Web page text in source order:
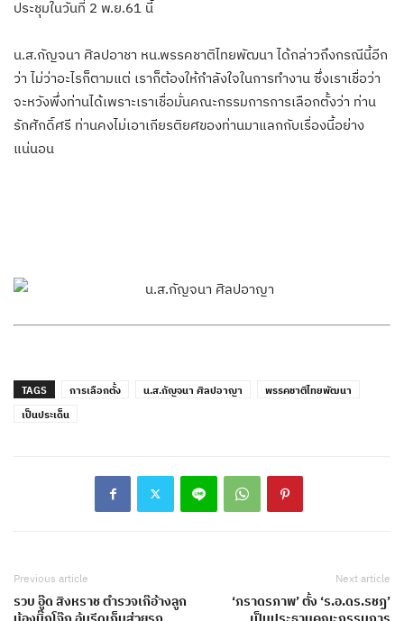
ประชุมในวันที่ 2 พ.ย.61​ นี้​
น.ส.กัญจนา ศิลปอาชา หน.พรรคชาติไทยพัฒนา ได้กล่าวถึงกรณีนี้อีก
ว่า ไม่ว่าอะไรก็ตามแต่ เราก็ต้องให้กำลังใจในการทำงาน ซึ่งเราเชื่อว่า
จะหวังพึ่งท่านได้เพราะเราเชื่อมั่นคณะกรรมการการเลือกตั้งว่า ท่าน
รักศักดิ์ศรี ท่านคงไม่เอาเกียรติยศของท่านมาแลกกับเรื่องนี้อย่าง
แน่นอน
TAGS การเลือกตั้ง น.ส.กัญจนา ศิลปอาญา
พรรคชาติไทยพัฒนา
เป็นประเด็น
Previous article
รวบ อู๊ด สิงหราช ตำรวจเก๊อ้างลูก
Next article
‘ภราดรภาพ’ ตั้ง ‘ร.อ.ดร.รชฏ’